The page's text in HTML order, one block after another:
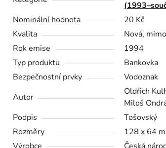
Nominální hodnota
20 Kč
Kvalita
Nová,
Rok emise
1994
Typ produktu
Bankovka
Bezpečnostní prvky
Vodoznak
Autor
Oldřich
Miloš
Podpis
Tošovský
Rozměry
128 x 64